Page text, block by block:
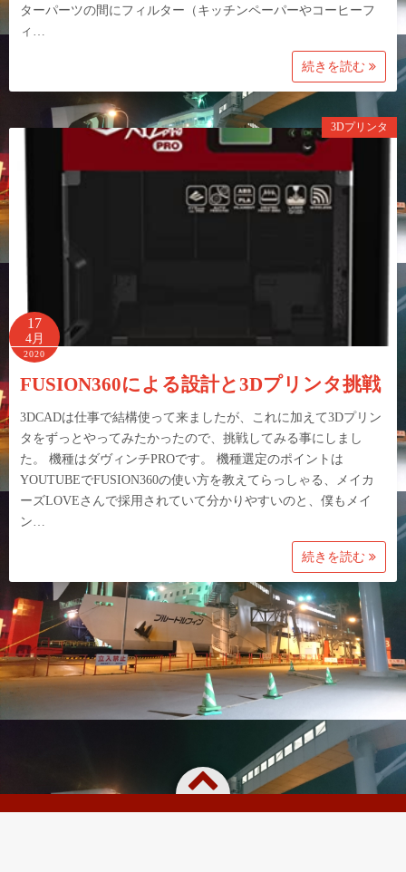
ターパーツの間にフィルター（キッチンペーパーやコーヒーフ
ィ…
続きを読む
3Dプリンタ
17
4月
2020
FUSION360による設計と3Dプリンタ挑戦
3DCADは仕事で結構使って来ましたが、これに加えて3Dプリン
タをずっとやってみたかったので、挑戦してみる事にしまし
た。 機種はダヴィンチPROです。 機種選定のポイントは
YOUTUBEでFUSION360の使い方を教えてらっしゃる、メイカ
ーズLOVEさんで採用されていて分かりやすいのと、僕もメイ
ン…
続きを読む